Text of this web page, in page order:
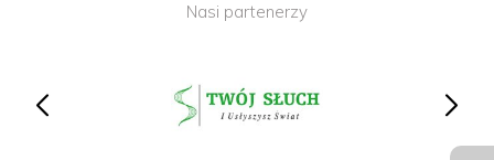
Nasi partenerzy